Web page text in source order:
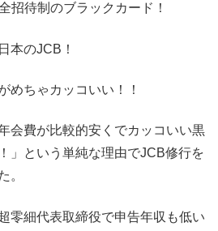
招待制のブラックカード！
本のJCB！
めちゃカッコいい！！
会費が比較的安くでカッコいい黒
」という単純な理由でJCB修行を
。
零細代表取締役で申告年収も低い